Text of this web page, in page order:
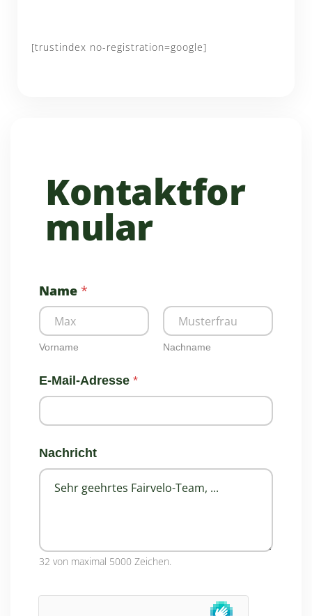
[trustindex no-registration=google]
Kontaktfor
mular
Name *
Vorname Nachname
E-Mail-Adresse *
a
c
t
*
Nachricht
32 von maximal 5000 Zeichen.